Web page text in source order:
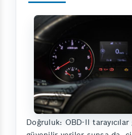
Doğruluk: OBD-II